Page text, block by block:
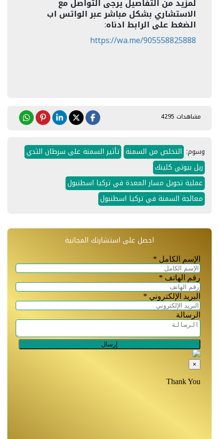
الاستشاري بشكل مباشر عبر الواتس اب
الضغط على الرابط ادناه:
https://wa.me/905558825888
مشاهدات 4295
وسوم: التخلص من السمنة تأثير السمنة على سرطان الثدي
ريل بيوتي كلينك
عملية تحويل مسار المعدة في تركيا اسطنبول
معالجة السمنة في تركيا اسطنبول
احصل على استشارتك المجانية